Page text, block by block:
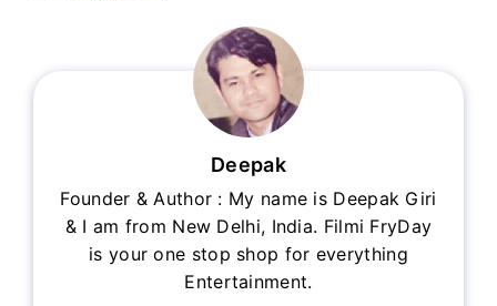
Deepak
Founder & Author : My name is Deepak Giri
& I am from New Delhi, India. Filmi FryDay
is your one stop shop for everything
Entertainment.